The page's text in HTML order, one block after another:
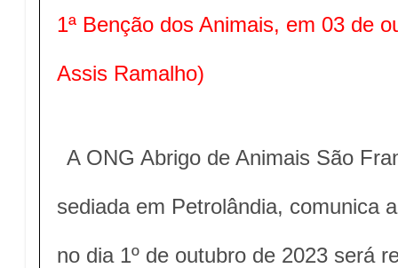
1ª Benção dos Animais, em 03 de
Assis Ramalho)
A ONG Abrigo de Animais São
sediada em Petrolândia, comunica
no dia 1º de outubro de 2023 será